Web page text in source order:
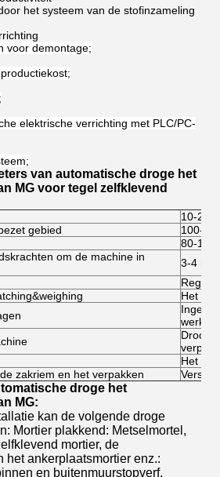
het systeem van de stofinzameling
voor demontage;
elektrische verrichting met PLC/PC-
van automatische droge het
MG voor tegel zelfklevend
10-
gebied
100-
80-
om de machine in
3-4
Het
werken
Droog
Het
zakriem en het verpakken
droge het
MG:
kan de volgende droge
Mortier plakkend: Metselmortel,
mortier, de
het ankerplaatsmortier enz.:
en buitenmuurstopverf,